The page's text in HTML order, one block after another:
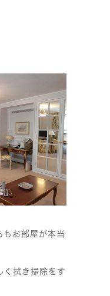
もお部屋が本当
く拭き掃除をす